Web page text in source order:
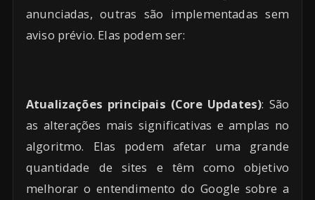
anunciadas, outras são implementadas sem
aviso prévio. Elas podem ser:
Atualizações principais (Core Updates): São
as alterações mais significativas e amplas no
algoritmo. Elas podem afetar uma grande
quantidade de sites e têm como objetivo
melhorar o entendimento do Google sobre a